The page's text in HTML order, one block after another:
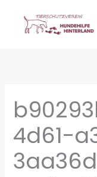
springen
4d61-